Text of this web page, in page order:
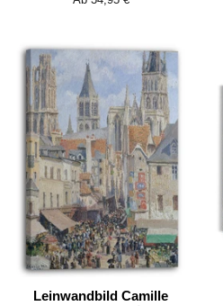
Leinwandbild Camille